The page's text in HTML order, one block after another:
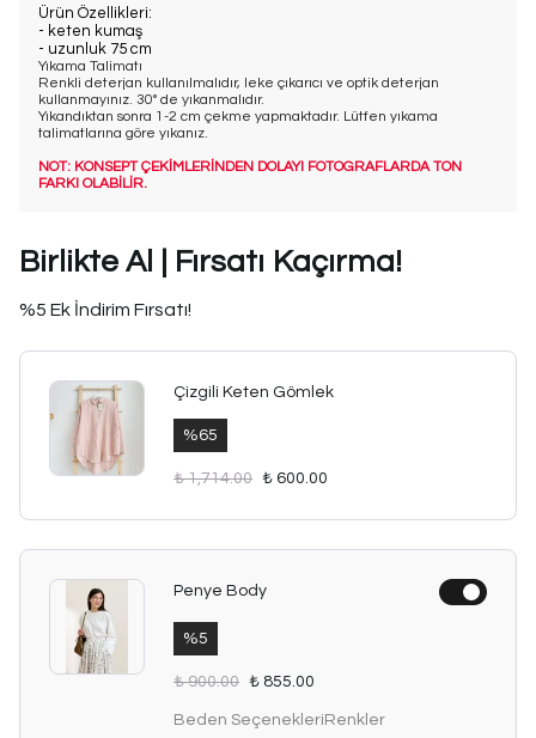
Ürün Özellikleri:
- keten kumaş
- uzunluk 75 cm
Yıkama Talimatı
Renkli deterjan kullanılmalıdır, leke çıkarıcı ve optik deterjan
kullanmayınız. 30° de yıkanmalıdır.
Yıkandıktan sonra 1-2 cm çekme yapmaktadır. Lütfen yıkama
talimatlarına göre yıkanız.
NOT: KONSEPT ÇEKİMLERİNDEN DOLAYI FOTOGRAFLARDA TON
FARKI OLABİLİR.
Birlikte Al | Fırsatı Kaçırma!
%5 Ek İndirim Fırsatı!
Çizgili Keten Gömlek
%65
₺ 1,714.00 ₺ 600.00
Penye Body
%5
₺ 900.00 ₺ 855.00
Beden Seçenekleri Renkler